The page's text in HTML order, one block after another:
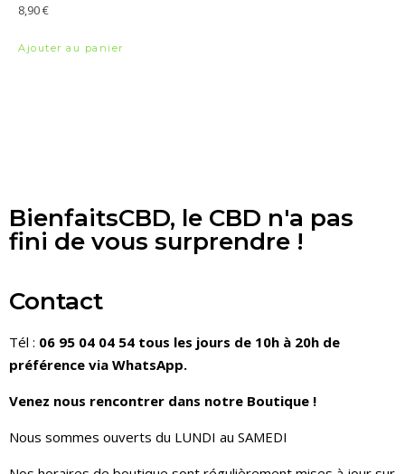
8,90€
Ajouter au panier
BienfaitsCBD, le CBD n'a pas
fini de vous surprendre !
Contact
Tél : 06 95 04 04 54 tous les jours de 10h à 20h de
préférence via WhatsApp.
Venez nous rencontrer dans notre Boutique !
Nous sommes ouverts du LUNDI au SAMEDI